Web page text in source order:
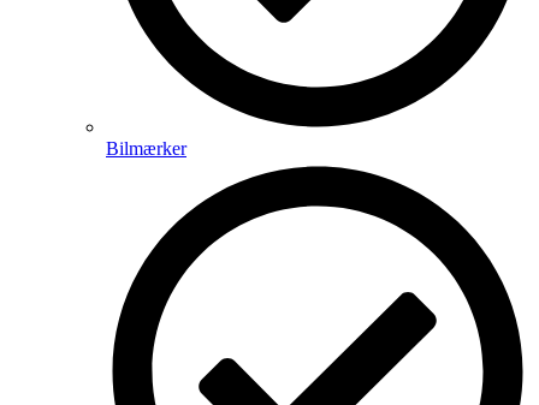
Bilmærker